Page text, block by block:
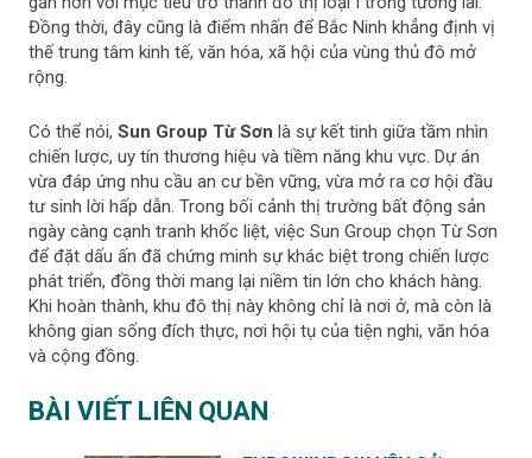
Đồng thời, đây cũng là điểm nhấn để Bắc Ninh khẳng định vị
thế trung tâm kinh tế, văn hóa, xã hội của vùng thủ đô mở
rộng.
Có thể nói, Sun Group Từ Sơn là sự kết tinh giữa tầm nhìn
chiến lược, uy tín thương hiệu và tiềm năng khu vực. Dự án
vừa đáp ứng nhu cầu an cư bền vững, vừa mở ra cơ hội đầu
tư sinh lời hấp dẫn. Trong bối cảnh thị trường bất động sản
ngày càng cạnh tranh khốc liệt, việc Sun Group chọn Từ Sơn
để đặt dấu ấn đã chứng minh sự khác biệt trong chiến lược
phát triển, đồng thời mang lại niềm tin lớn cho khách hàng.
Khi hoàn thành, khu đô thị này không chỉ là nơi ở, mà còn là
không gian sống đích thực, nơi hội tụ của tiện nghi, văn hóa
và cộng đồng.
BÀI VIẾT LIÊN QUAN